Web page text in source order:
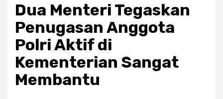
Dua Menteri Tegaskan
Penugasan Anggota
Polri Aktif di
Kementerian Sangat
Membantu